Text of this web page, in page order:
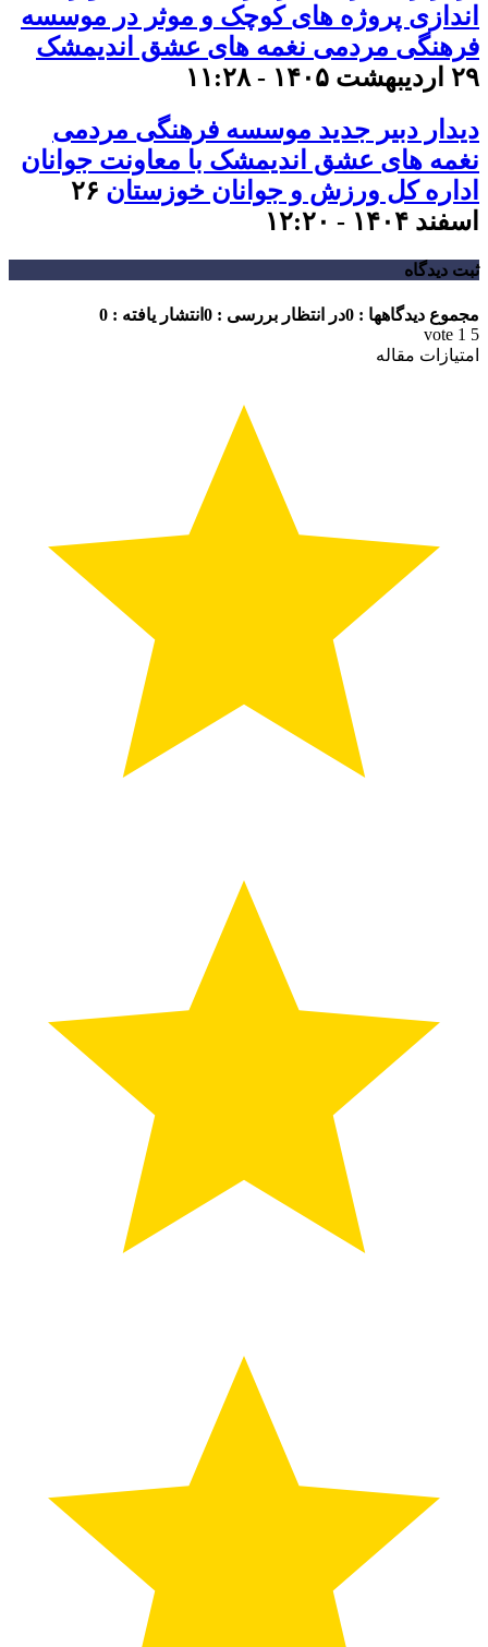
اندازی پروژه های کوچک و موثر در موسسه
فرهنگی مردمی نغمه های عشق اندیمشک
۲۹ اردیبهشت ۱۴۰۵ - ۱۱:۲۸
دیدار دبیر جدید موسسه فرهنگی مردمی
نغمه های عشق اندیمشک با معاونت جوانان
اداره کل ورزش و جوانان خوزستان ۲۶
اسفند ۱۴۰۴ - ۱۲:۲۰
ثبت دیدگاه
مجموع دیدگاهها : 0 در انتظار بررسی : 0
انتشار یافته : 0
5
1
vote
امتیازات مقاله